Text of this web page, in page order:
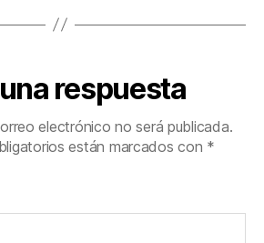
respuesta
electrónico no será publicada.
están marcados con *